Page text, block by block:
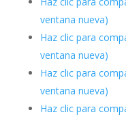
ventana nueva)
Haz clic para
ventana nueva)
Haz clic para
ventana nueva)
Haz clic para